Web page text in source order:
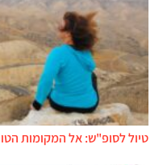
טיול לסופ"ש: אל המקומות